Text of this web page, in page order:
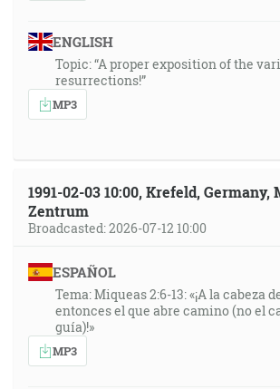
ENGLISH
Topic: “A proper exposition of the
resurrections!”
MP3
1991-02-03 10:00, Krefeld, Germany,
Zentrum
Broadcasted: 2026-07-12 10:00
ESPAÑOL
Tema: Miqueas 2:6-13: «¡A la cabeza
entonces el que abre camino (no el
guía)!»
MP3